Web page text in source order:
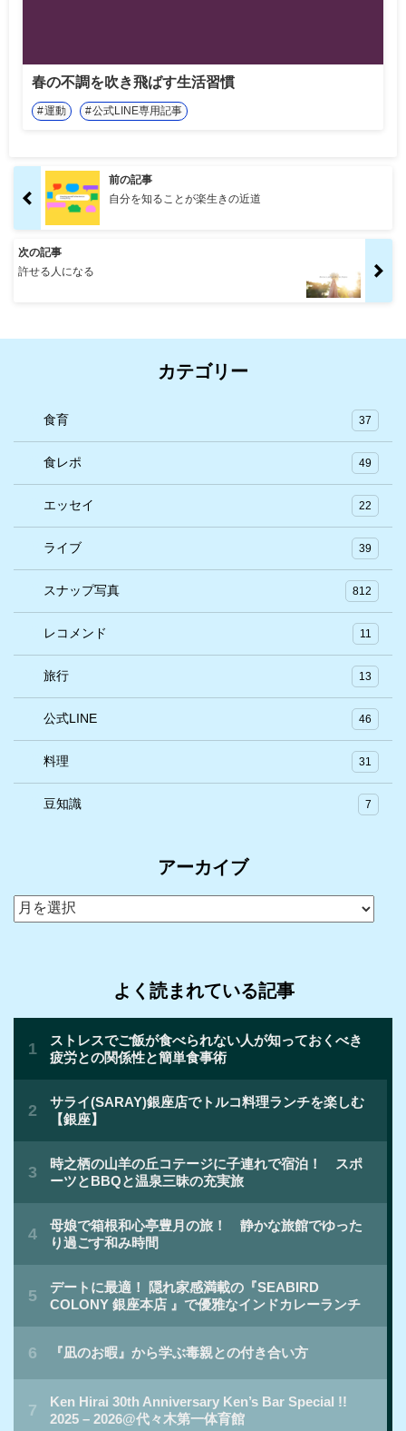
春の不調を吹き飛ばす生活習慣
運動 公式LINE専用記事
前の記事
自分を知ることが楽生きの近道
次の記事
許せる人になる
カテゴリー
食育 37
食レポ 49
エッセイ 22
ライブ 39
スナップ写真 812
レコメンド 11
旅行 13
公式LINE 46
料理 31
豆知識 7
アーカイブ
ア
よく読まれている記事